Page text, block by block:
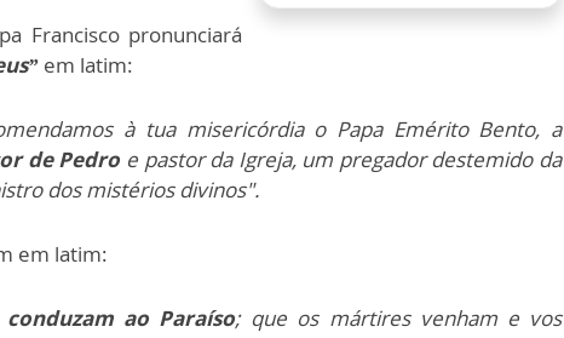
Francisco pronunciará
em latim:
à tua misericórdia o Papa Emérito Bento, a
de Pedro e pastor da Igreja, um pregador destemido da
dos mistérios divinos".
em latim:
ao Paraíso; que os mártires venham e vos